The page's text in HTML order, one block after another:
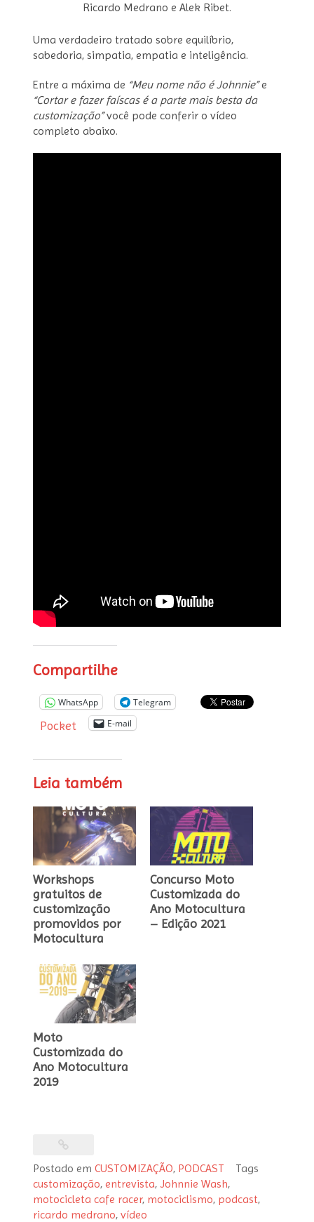
Ricardo Medrano e Alek Ribet.
Uma verdadeiro tratado sobre equilíbrio,
sabedoria, simpatia, empatia e inteligência.
Entre a máxima de “Meu nome não é Johnnie”e
“Cortar e fazer faíscas é a parte mais besta da
customização”você pode conferir o vídeo
completo abaixo.
Compartilhe
WhatsApp Telegram
Pocket E-mail
Leia também
Workshops
gratuitos de
customização
promovidos por
Motocultura
Concurso Moto
Customizada do
Ano Motocultura
– Edição 2021
Moto
Customizada do
Ano Motocultura
2019
Postado em CUSTOMIZAÇÃO, PODCAST
Tags
customização, entrevista, Johnnie Wash,
motocicleta cafe racer, motociclismo, podcast,
ricardo medrano, vídeo
Post
navigation